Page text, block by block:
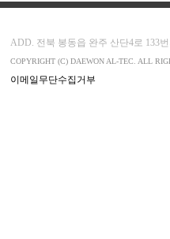
ADD. 전북 봉동읍 완주 산단4로 133번
COPYRIGHT (C) DAEWON AL-TEC. ALL
이메일무단수집거부